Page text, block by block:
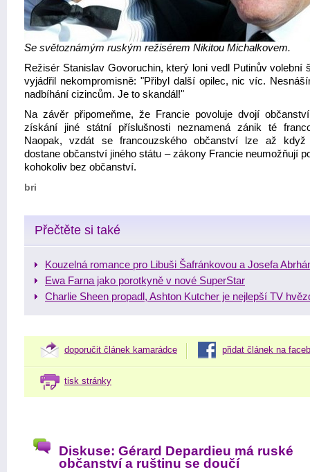
Se světoznámým ruským režisérem Nikitou Michalkovem.
Režisér Stanislav Govoruchin, který loni vedl Putinův volební
vyjádřil nekompromisně: "Přibyl další opilec, nic víc.
nadbíhání cizincům. Je to skandál!"
Na závěr připomeňme, že Francie povoluje dvojí
získání jiné státní příslušnosti neznamená zánik té
Naopak, vzdát se francouzského občanství lze až když
dostane občanství jiného státu – zákony Francie neumožňují
kohokoliv bez občanství.
bri
Přečtěte si také
Kouzelná romance pro Libuši Šafránkovou a Josefa
Ewa Farna jako porotkyně v nové SuperStar
Charlie Sheen propadl, Ashton Kutcher je nejlepší TV
doporučit článek kamarádce přidat článek na
tisk stránky
Diskuse: Gérard Depardieu má ruské
občanství a ruštinu se doučí